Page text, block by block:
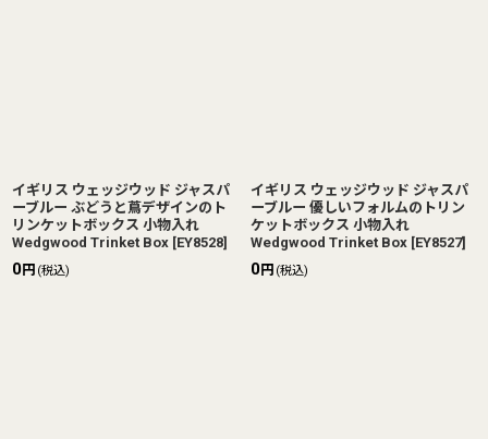
イギリス ウェッジウッド ジャスパ
ーブルー ぶどうと蔦デザインのト
リンケットボックス 小物入れ
Wedgwood Trinket Box [EY8528]
0円 (税込)
イギリス ウェッジウッド ジャスパ
ーブルー 優しいフォルムのトリン
ケットボックス 小物入れ
Wedgwood Trinket Box [EY8527]
0円 (税込)